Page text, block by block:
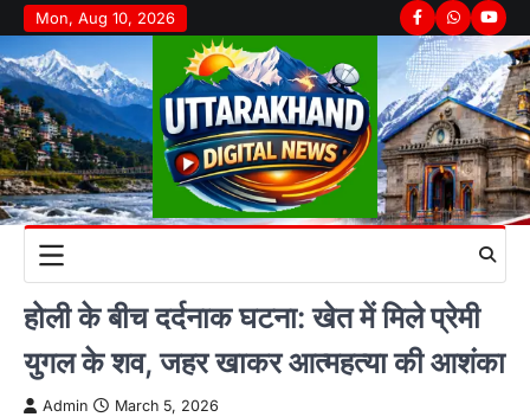
Skip
to
content
Mon, Aug 10, 2026 Facebook
Whatsapp
होली के बीच दर्दनाक घटना: खेत में मिले प्रेमी
युगल के शव, जहर खाकर आत्महत्या की आशंका
Admin March 5, 2026